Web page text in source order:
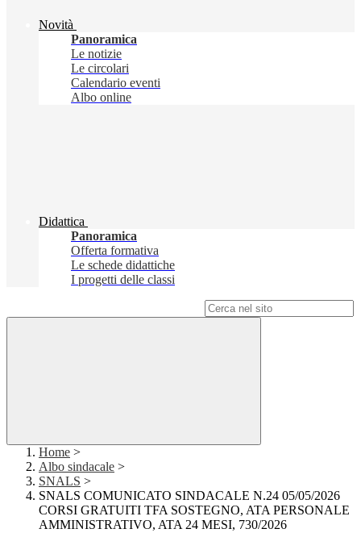
Novità
Panoramica
Le notizie
Le circolari
Calendario eventi
Albo online
Didattica
Panoramica
Offerta formativa
Le schede didattiche
I progetti delle classi
Home >
Albo sindacale >
SNALS >
SNALS COMUNICATO SINDACALE N.24 05/05/2026
CORSI GRATUITI TFA SOSTEGNO, ATA PERSONALE
AMMINISTRATIVO, ATA 24 MESI, 730/2026